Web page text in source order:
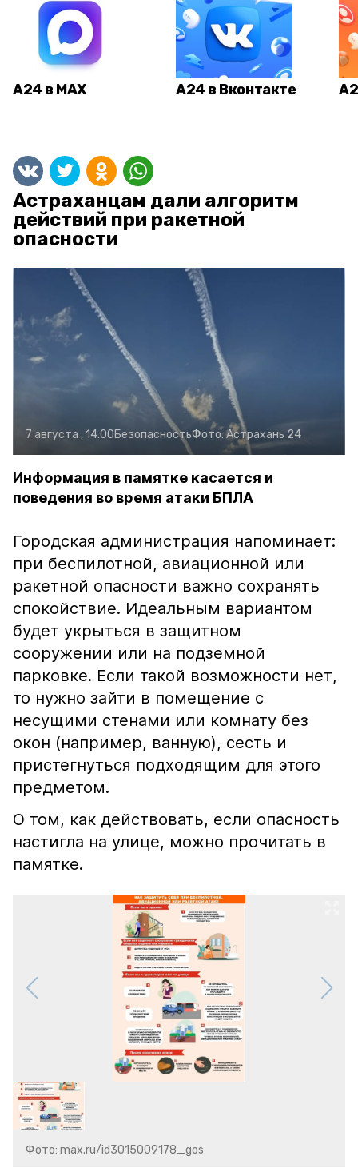
А24 в MAX А24 в Вконтакте
Астраханцам дали алгоритм
действий при ракетной
опасности
7 августа , 14:00БезопасностьФото: Астрахань 24
Информация в памятке касается и
поведения во время атаки БПЛА
Городская администрация напоминает:
при беспилотной, авиационной или
ракетной опасности важно сохранять
спокойствие. Идеальным вариантом
будет укрыться в защитном
сооружении или на подземной
парковке. Если такой возможности нет,
то нужно зайти в помещение с
несущими стенами или комнату без
окон (например, ванную), сесть и
пристегнуться подходящим для этого
предметом.
О том, как действовать, если опасность
настигла на улице, можно прочитать в
памятке.
Фото: max.ru/id3015009178_gos